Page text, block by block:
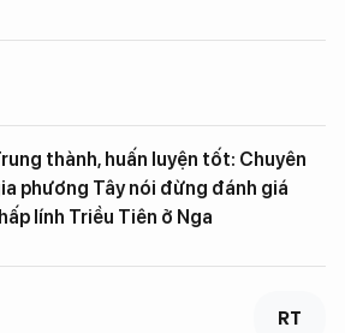
thành, huấn luyện tốt: Chuyên
phương Tây nói đừng đánh giá
lính Triều Tiên ở Nga
RT